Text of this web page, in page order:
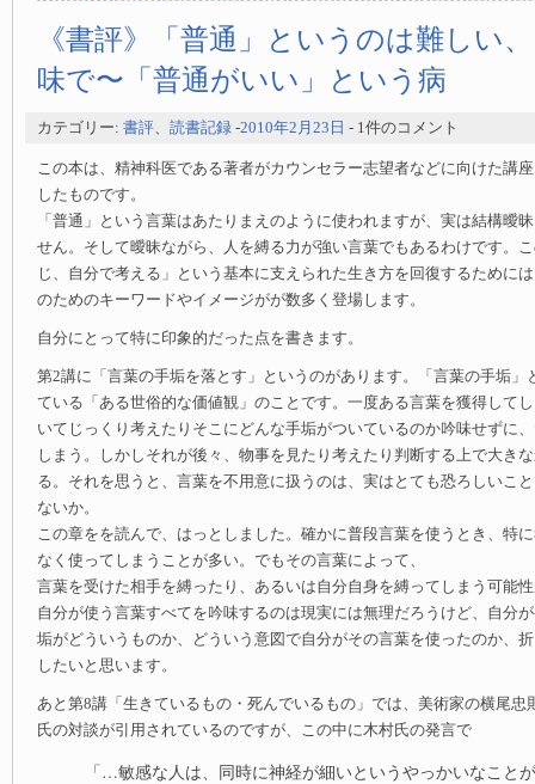
《書評》「普通」というのは難しい
味で〜「普通がいい」という病
カテゴリー: 書評、 読書記録 -2010年2月23日 - 1件のコメント
この本は、精神科医である著者がカウンセラー志望者などに向けた講
したものです。
「普通」という言葉はあたりまえのように使われますが、実は結構曖
せん。そして曖昧ながら、人を縛る力が強い言葉でもあるわけです。
じ、自分で考える」という基本に支えられた生き方を回復するために
のためのキーワードやイメージがが数多く登場します。
自分にとって特に印象的だった点を書きます。
第2講に「言葉の手垢を落とす」というのがあります。「言葉の手垢」
ている「ある世俗的な価値観」のことです。一度ある言葉を獲得して
いてじっくり考えたりそこにどんな手垢がついているのか吟味せずに
しまう。しかしそれが後々、物事を見たり考えたり判断する上で大き
る。それを思うと、言葉を不用意に扱うのは、実はとても恐ろしいこ
ないか。
この章をを読んで、はっとしました。確かに普段言葉を使うとき、特
なく使ってしまうことが多い。でもその言葉によって、
言葉を受けた相手を縛ったり、あるいは自分自身を縛ってしまう可能
自分が使う言葉すべてを吟味するのは現実には無理だろうけど、自分
垢がどういうものか、どういう意図で自分がその言葉を使ったのか、
したいと思います。
あと第8講「生きているもの・死んでいるもの」では、美術家の横尾忠
氏の対談が引用されているのですが、この中に木村氏の発言で
「…敏感な人は、同時に神経が細いというやっかいなこと